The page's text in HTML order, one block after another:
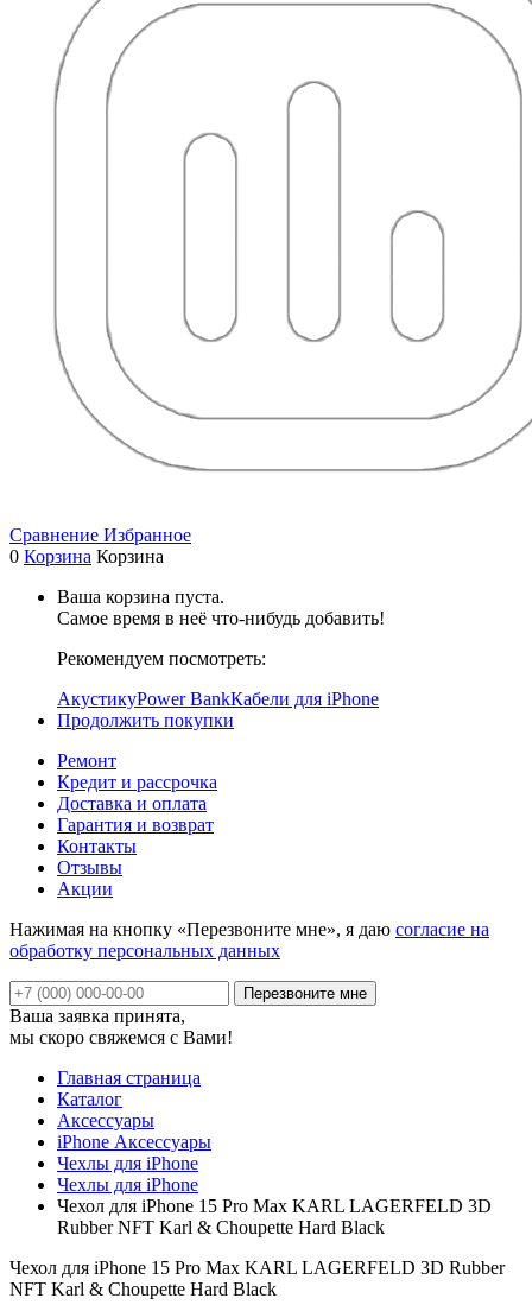
Сравнение Избранное
0 Корзина Корзина
Ваша корзина пуста.
Самое время в неё что-нибудь добавить!
Рекомендуем посмотреть:
АкустикуPower BankКабели для iPhone
Продолжить покупки
Ремонт
Кредит и рассрочка
Доставка и оплата
Гарантия и возврат
Контакты
Отзывы
Акции
Нажимая на кнопку «Перезвоните мне», я даю согласие на
обработку персональных данных
Ваша заявка принята,
мы скоро свяжемся с Вами!
Главная страница
Каталог
Аксессуары
iPhone Аксессуары
Чехлы для iPhone
Чехлы для iPhone
Чехол для iPhone 15 Pro Max KARL LAGERFELD 3D
Rubber NFT Karl & Choupette Hard Black
Чехол для iPhone 15 Pro Max KARL LAGERFELD 3D Rubber
NFT Karl & Choupette Hard Black